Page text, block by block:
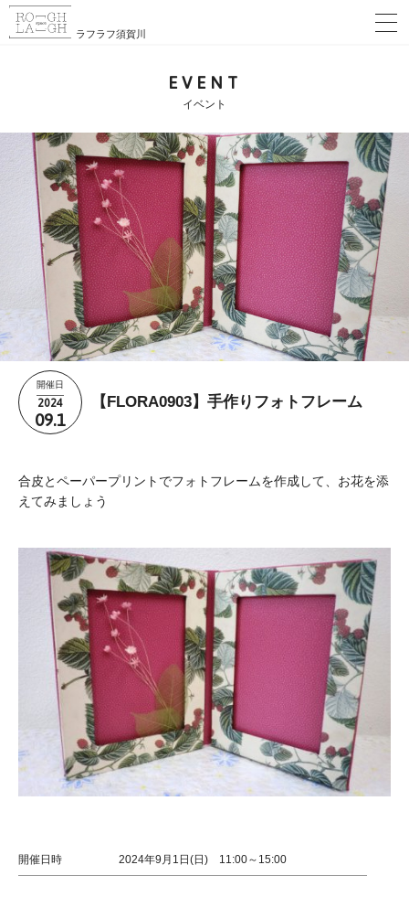
ラフラフ須賀川
EVENT
イベント
開催日
2024
09.1
【FLORA0903】手作りフォトフレーム
合皮とペーパープリントでフォトフレームを作成して、お花を添
えてみましょう
開催日時 2024年9月1日(日) 11:00～15:00